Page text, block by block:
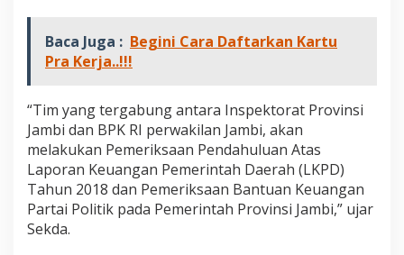
l
P
e
r
i
k
s
a
a
n
Baca Juga : Begini Cara Daftarkan Kartu
Pra Kerja..!!!
“Tim yang tergabung antara Inspektorat Provinsi
Jambi dan BPK RI perwakilan Jambi, akan
melakukan Pemeriksaan Pendahuluan Atas
Laporan Keuangan Pemerintah Daerah (LKPD)
Tahun 2018 dan Pemeriksaan Bantuan Keuangan
Partai Politik pada Pemerintah Provinsi Jambi,” ujar
Sekda.